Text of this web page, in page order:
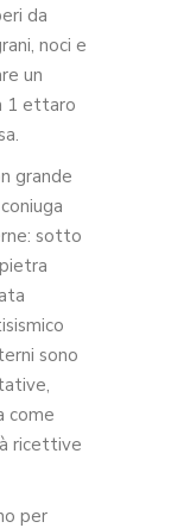
da
noci e
un
1 ettaro
grande
sotto
sono
come
ricettive
per